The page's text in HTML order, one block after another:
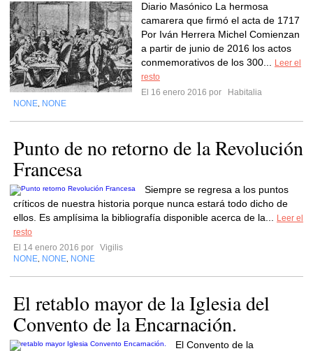
Diario Masónico La hermosa
camarera que firmó el acta de 1717
Por Iván Herrera Michel Comienzan
a partir de junio de 2016 los actos
conmemorativos de los 300...
Leer el
resto
El 16 enero 2016 por
Habitalia
NONE NONE
Punto de no retorno de la Revolución
Francesa
Siempre se regresa a los puntos
críticos de nuestra historia porque nunca estará todo dicho de
ellos. Es amplísima la bibliografía disponible acerca de la...
Leer el
resto
El 14 enero 2016 por
Vigilis
NONE NONE NONE
El retablo mayor de la Iglesia del
Convento de la Encarnación.
El Convento de la